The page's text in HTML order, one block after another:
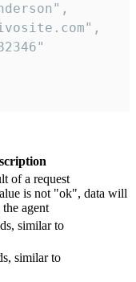
of a request
is not "ok", data will
agent
similar to
similar to